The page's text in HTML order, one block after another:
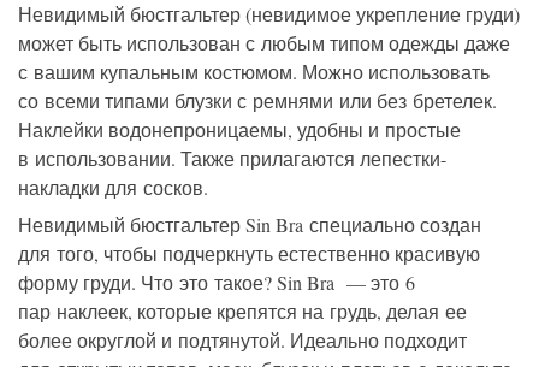
Невидимый бюстгальтер (невидимое укрепление груди)
может быть использован с любым типом одежды даже
с вашим купальным костюмом. Можно использовать
со всеми типами блузки с ремнями или без бретелек.
Наклейки водонепроницаемы, удобны и простые
в использовании. Также прилагаются лепестки-
накладки для сосков.
Невидимый бюстгальтер Sin Bra специально создан
для того, чтобы подчеркнуть естественно красивую
форму груди. Что это такое? Sin Bra — это 6
пар наклеек, которые крепятся на грудь, делая ее
более округлой и подтянутой. Идеально подходит